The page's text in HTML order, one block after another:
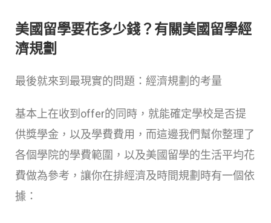
美國留學要花多少錢？有關美國留學經
濟規劃
最後就來到最現實的問題：經濟規劃的考量
基本上在收到offer的同時，就能確定學校是否提
供獎學金，以及學費費用，而這邊我們幫你整理了
各個學院的學費範圍，以及美國留學的生活平均花
費做為參考，讓你在排經濟及時間規劃時有一個依
據：